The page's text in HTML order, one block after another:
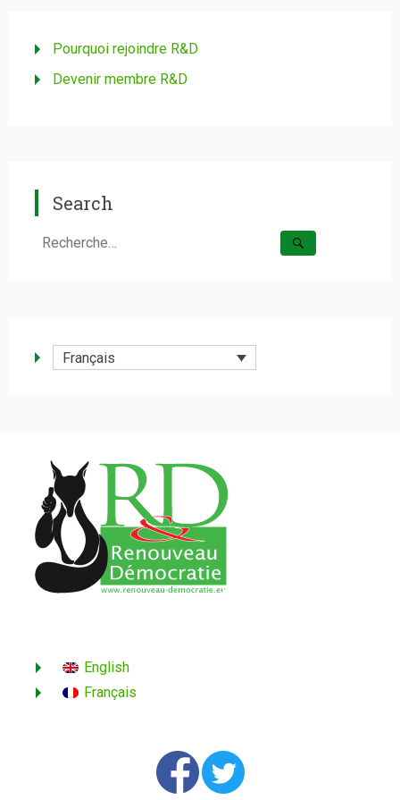
Pourquoi rejoindre R&D
Devenir membre R&D
Search
Rechercher :
Français
English
Français